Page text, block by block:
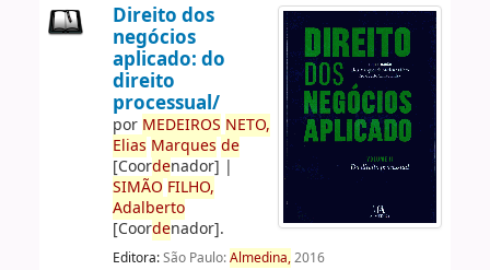
Direito dos
negócios
aplicado: do
direito
processual/
por MEDEIROS NETO,
Elias Marques de
[Coordenador] |
SIMÃO FILHO,
Adalberto
[Coordenador].
Editora:São Paulo:Almedina,2016